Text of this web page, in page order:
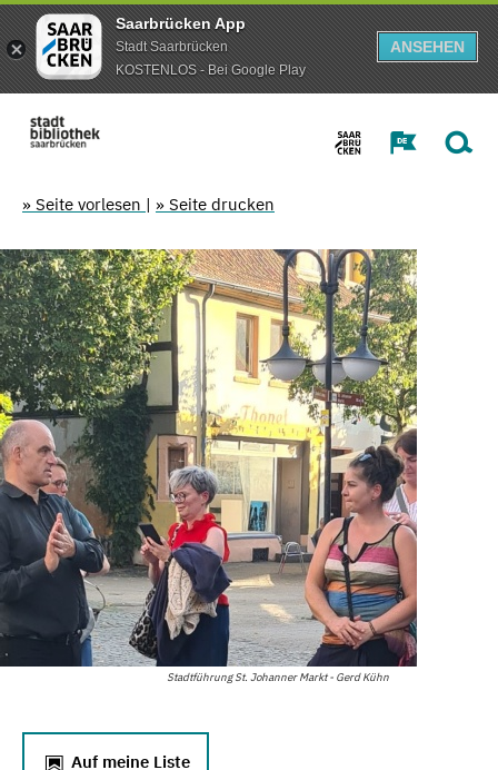
Saarbrücken App
Stadt Saarbrücken
KOSTENLOS - Bei Google Play
ANSEHEN
» Seite vorlesen | » Seite drucken
Stadtführung St. Johanner Markt - Gerd Kühn
Auf meine Liste